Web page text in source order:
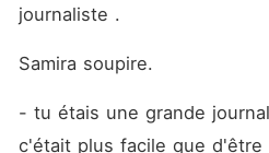
journaliste .
Samira soupire.
- tu étais une grande
c'était plus facile que